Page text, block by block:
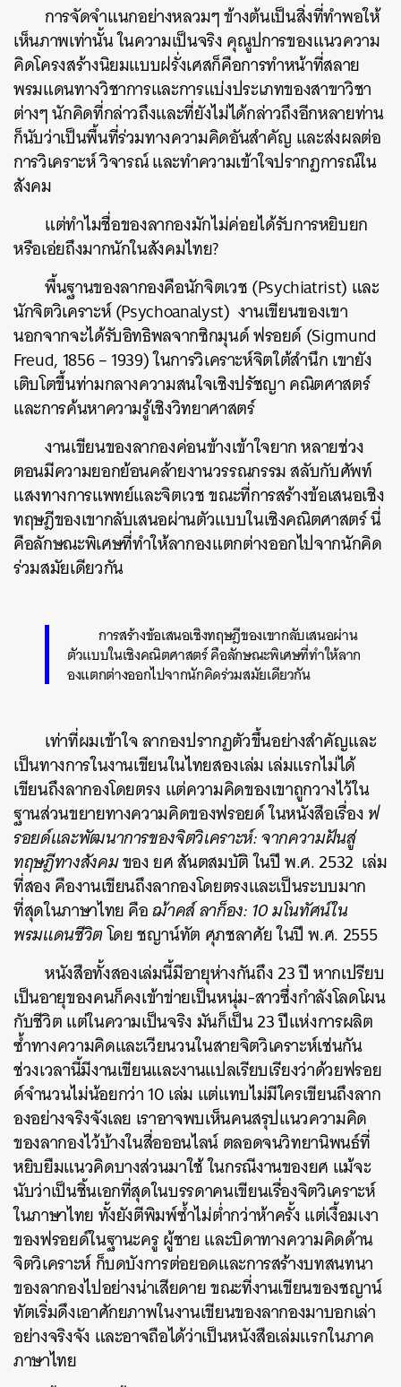
การจัดจำแนกอย่างหลวมๆ ข้างต้นเป็นสิ่งที่ทำพอให้
เห็นภาพเท่านั้น ในความเป็นจริง คุณูปการของแนวความ
คิดโครงสร้างนิยมแบบฝรั่งเศสก็คือการทำหน้าที่สลาย
พรมแดนทางวิชาการและการแบ่งประเภทของสาขาวิชา
ต่างๆ นักคิดที่กล่าวถึงและที่ยังไม่ได้กล่าวถึงอีกหลายท่าน
ก็นับว่าเป็นพื้นที่ร่วมทางความคิดอันสำคัญ และส่งผลต่อ
การวิเคราะห์ วิจารณ์ และทำความเข้าใจปรากฏการณ์ใน
สังคม
แต่ทำไมชื่อของลากองมักไม่ค่อยได้รับการหยิบยก
หรือเอ่ยถึงมากนักในสังคมไทย?
พื้นฐานของลากองคือนักจิตเวช (Psychiatrist) และ
นักจิตวิเคราะห์ (Psychoanalyst) งานเขียนของเขา
นอกจากจะได้รับอิทธิพลจากซิกมุนด์ ฟรอยด์ (Sigmund
Freud, 1856 – 1939) ในการวิเคราะห์จิตใต้สำนึก เขายัง
เติบโตขึ้นท่ามกลางความสนใจเชิงปรัชญา คณิตศาสตร์
และการค้นหาความรู้เชิงวิทยาศาสตร์
งานเขียนของลากองค่อนข้างเข้าใจยาก หลายช่วง
ตอนมีความยอกย้อนคล้ายงานวรรณกรรม สลับกับศัพท์
แสงทางการแพทย์และจิตเวช ขณะที่การสร้างข้อเสนอเชิง
ทฤษฎีของเขากลับเสนอผ่านตัวแบบในเชิงคณิตศาสตร์ นี่
คือลักษณะพิเศษที่ทำให้ลากองแตกต่างออกไปจากนักคิด
ร่วมสมัยเดียวกัน
การสร้างข้อเสนอเชิงทฤษฎีของเขากลับเสนอผ่าน
ตัวแบบในเชิงคณิตศาสตร์ คือลักษณะพิเศษที่ทำให้ลาก
องแตกต่างออกไปจากนักคิดร่วมสมัยเดียวกัน
เท่าที่ผมเข้าใจ ลากองปรากฏตัวขึ้นอย่างสำคัญและ
เป็นทางการในงานเขียนในไทยสองเล่ม เล่มแรกไม่ได้
เขียนถึงลากองโดยตรง แต่ความคิดของเขาถูกวางไว้ใน
ฐานส่วนขยายทางความคิดของฟรอยด์ ในหนังสือเรื่องฟ
รอยด์และพัฒนาการของจิตวิเคราะห์: จากความฝันสู่
ทฤษฎีทางสังคมของ ยศ สันตสมบัติ ในปี พ.ศ. 2532 เล่ม
ที่สอง คืองานเขียนถึงลากองโดยตรงและเป็นระบบมาก
ที่สุดในภาษาไทย คือฌ้าคส์ ลาก็อง: 10 มโนทัศน์ใน
พรมแดนชีวิตโดย ชญาน์ทัต ศุภชลาศัย ในปี พ.ศ. 2555
หนังสือทั้งสองเล่มนี้มีอายุห่างกันถึง 23 ปี หากเปรียบ
เป็นอายุของคนก็คงเข้าข่ายเป็นหนุ่ม-สาวซึ่งกำลังโลดโผน
กับชีวิต แต่ในความเป็นจริง มันก็เป็น 23 ปีแห่งการผลิต
ซ้ำทางความคิดและเวียนวนในสายจิตวิเคราะห์เช่นกัน
ช่วงเวลานี้มีงานเขียนและงานแปลเรียบเรียงว่าด้วยฟรอย
ด์จำนวนไม่น้อยกว่า 10 เล่ม แต่แทบไม่มีใครเขียนถึงลาก
องอย่างจริงจังเลย เราอาจพบเห็นคนสรุปแนวความคิด
ของลากองไว้บ้างในสื่อออนไลน์ ตลอดจนวิทยานิพนธ์ที่
หยิบยืมแนวคิดบางส่วนมาใช้ ในกรณีงานของยศ แม้จะ
นับว่าเป็นชิ้นเอกที่สุดในบรรดาคนเขียนเรื่องจิตวิเคราะห์
ในภาษาไทย ทั้งยังตีพิมพ์ซ้ำไม่ต่ำกว่าห้าครั้ง แต่เงื้อมเงา
ของฟรอยด์ในฐานะครู ผู้ชาย และบิดาทางความคิดด้าน
จิตวิเคราะห์ ก็บดบังการต่อยอดและการสร้างบทสนทนา
ของลากองไปอย่างน่าเสียดาย ขณะที่งานเขียนของชญาน์
ทัตเริ่มดึงเอาศักยภาพในงานเขียนของลากองมาบอกเล่า
อย่างจริงจัง และอาจถือได้ว่าเป็นหนังสือเล่มแรกในภาค
ภาษาไทย